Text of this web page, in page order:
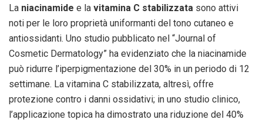
La niacinamide e la vitamina C stabilizzata sono attivi
noti per le loro proprietà uniformanti del tono cutaneo e
antiossidanti. Uno studio pubblicato nel “Journal of
Cosmetic Dermatology” ha evidenziato che la niacinamide
può ridurre l’iperpigmentazione del 30% in un periodo di 12
settimane. La vitamina C stabilizzata, altresì, offre
protezione contro i danni ossidativi; in uno studio clinico,
l’applicazione topica ha dimostrato una riduzione del 40%